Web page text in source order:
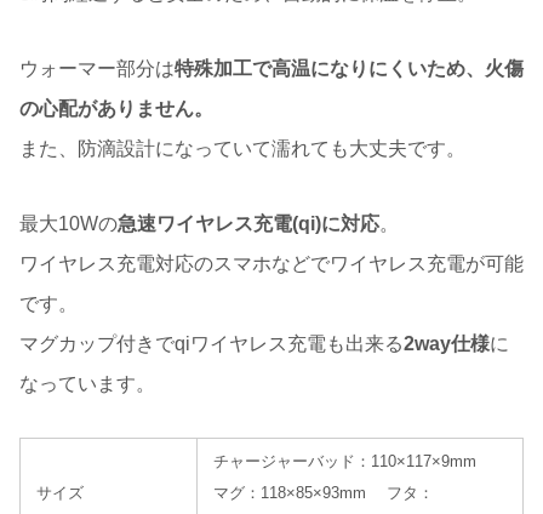
ウォーマー部分は特殊加工で高温になりにくいため、火傷
の心配がありません。
また、防滴設計になっていて濡れても大丈夫です。
最大10Wの急速ワイヤレス充電(qi)に対応。
ワイヤレス充電対応のスマホなどでワイヤレス充電が可能
です。
マグカップ付きでqiワイヤレス充電も出来る2way仕様に
なっています。
サイズ
チャージャーバッド：110×117×9mm
マグ：118×85×93mm フタ：